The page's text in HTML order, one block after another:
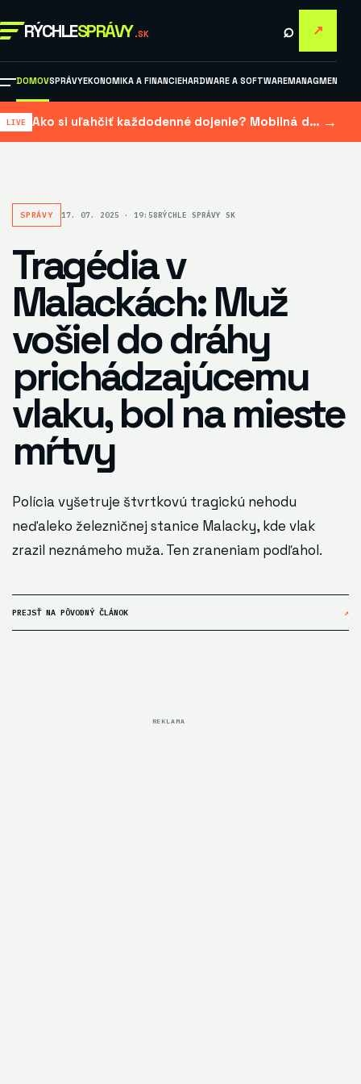
RÝCHLESPRÁVY .SK ⌕ ↗
DOMOVSPRÁVYEKONOMIKA A FINANCIEHARDWARE A SOFTWAREMANAGMENT A
Ako si uľahčiť každodenné dojenie? Mobilná dojačka šetrí čas aj námahu →
SPRÁVY 17. 07. 2025 · 19:58RÝCHLE SPRÁVY SK
Tragédia v
Malackách: Muž
vošiel do dráhy
prichádzajúcemu
vlaku, bol na mieste
mŕtvy
Polícia vyšetruje štvrtkovú tragickú nehodu
neďaleko železničnej stanice Malacky, kde vlak
zrazil neznámeho muža. Ten zraneniam podľahol.
PREJSŤ NA PÔVODNÝ ČLÁNOK ↗
REKLAMA